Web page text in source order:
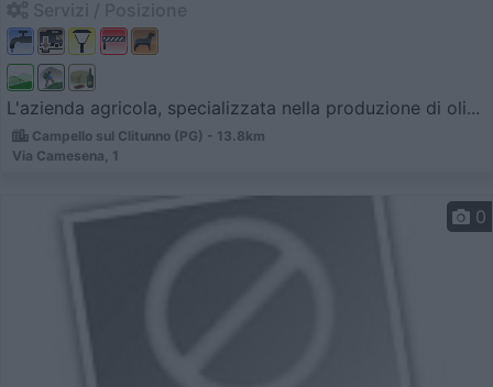
L'azienda agricola, specializzata nella produzione di oli...
Campello sul Clitunno (PG) - 13.8km
Via Camesena, 1
0